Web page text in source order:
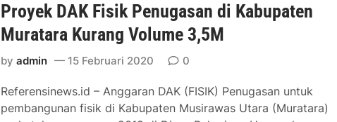
H
M
Proyek DAK Fisik Penugasan di Kabupaten
Muratara Kurang Volume 3,5M
byadmin 15 Februari 2020 0
Referensinews.id – Anggaran DAK (FISIK) Penugasan untuk
pembangunan fisik di Kabupaten Musirawas Utara (Muratara)